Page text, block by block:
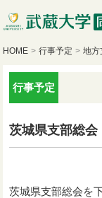
HOME > 行事予定 > 地方
行事予定
茨城県支部総会
茨城県支部総会を